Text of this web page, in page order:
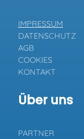
IMPRESSUM
DATENSCHUTZ
AGB
COOKIES
KONTAKT
Über uns
PARTNER